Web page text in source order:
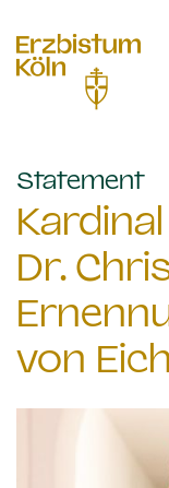
Statement:
Dr.
von